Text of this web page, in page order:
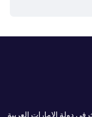
دولة الإمارات العربية